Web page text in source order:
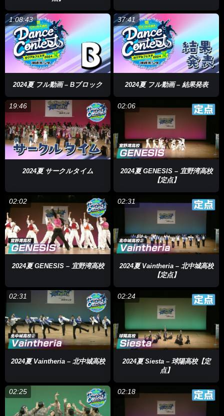
1:08:43
2024夏 フル動画 – Bブロック
37:41
2024夏 フル動画 – 結果発表
19:46
2024夏 サークルタイム
02:06
2024夏 GENESIS – 宜野湾高校
【定点】
02:02
2024夏 GENESIS – 宜野湾高校
02:31
2024夏 Vaintheria – 北中城高校
【定点】
02:31
2024夏 Vaintheria – 北中城高校
02:24
2024夏 Siesta – 球陽高校【定
点】
02:25 02:18